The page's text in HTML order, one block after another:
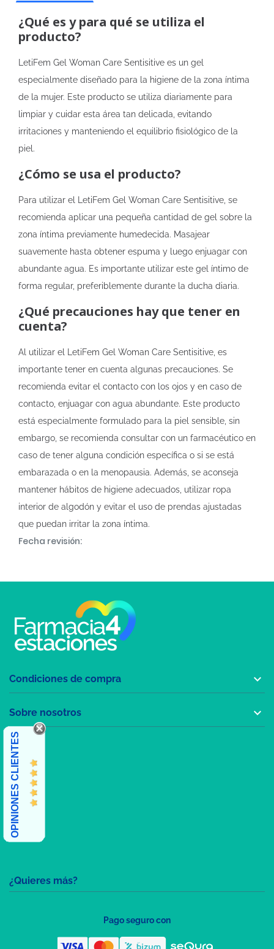
¿Qué es y para qué se utiliza el
producto?
LetiFem Gel Woman Care Sentisitive es un gel
especialmente diseñado para la higiene de la zona íntima
de la mujer. Este producto se utiliza diariamente para
limpiar y cuidar esta área tan delicada, evitando
irritaciones y manteniendo el equilibrio fisiológico de la
piel.
¿Cómo se usa el producto?
Para utilizar el LetiFem Gel Woman Care Sentisitive, se
recomienda aplicar una pequeña cantidad de gel sobre la
zona íntima previamente humedecida. Masajear
suavemente hasta obtener espuma y luego enjuagar con
abundante agua. Es importante utilizar este gel íntimo de
forma regular, preferiblemente durante la ducha diaria.
¿Qué precauciones hay que tener en
cuenta?
Al utilizar el LetiFem Gel Woman Care Sentisitive, es
importante tener en cuenta algunas precauciones. Se
recomienda evitar el contacto con los ojos y en caso de
contacto, enjuagar con agua abundante. Este producto
está especialmente formulado para la piel sensible, sin
embargo, se recomienda consultar con un farmacéutico en
caso de tener alguna condición específica o si se está
embarazada o en la menopausia. Además, se aconseja
mantener hábitos de higiene adecuados, utilizar ropa
interior de algodón y evitar el uso de prendas ajustadas
que puedan irritar la zona íntima.
Fecha revisión:
¿Quieres más?
Condiciones de compra 
Sobre nosotros 
OPINIONES CLIENTES
Pago seguro con